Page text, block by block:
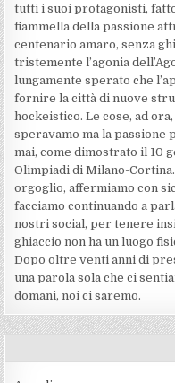
tutti i suoi protagonisti,
fiammella della passione
centenario amaro, senza
tristemente l’agonia
lungamente sperato che
fornire la città di nuove
hockeistico. Le cose, ad
speravamo ma la passione
mai, come dimostrato il 10
Olimpiadi di Milano-
orgoglio, affermiamo con
facciamo continuando a
nostri social, per tenere
ghiaccio non ha un luogo
Dopo oltre venti anni di
una parola sola che ci
domani, noi ci saremo.